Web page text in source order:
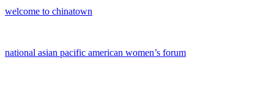
welcome to chinatown
national asian pacific american women’s forum